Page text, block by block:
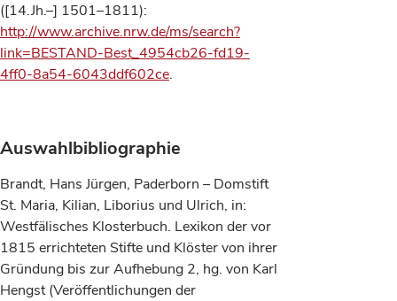
([14.Jh.–] 1501–1811):
http://www.archive.nrw.de/ms/search?
link=BESTAND-Best_4954cb26-fd19-
4ff0-8a54-6043ddf602ce.
Auswahlbibliographie
Brandt, Hans Jürgen, Paderborn – Domstift
St. Maria, Kilian, Liborius und Ulrich, in:
Westfälisches Klosterbuch. Lexikon der vor
1815 errichteten Stifte und Klöster von ihrer
Gründung bis zur Aufhebung 2, hg. von Karl
Hengst (Veröffentlichungen der